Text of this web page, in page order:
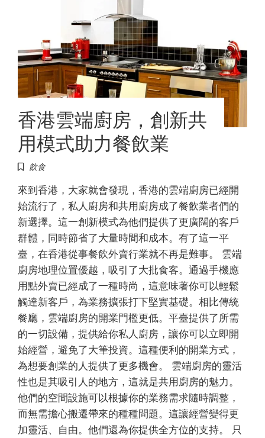
香港雲端廚房，創新共
用模式助力餐飲業
飲食
來到香港，大家就會發現，香港的雲端廚房已經開
始流行了，私人廚房和共用廚房成了餐飲業者們的
新選擇。這一創新模式為他們提供了更廣闊的客戶
群體，同時節省了大量時間和成本。有了這一平
臺，在香港從事餐飲外賣行業就不再是難事。 雲端
廚房地理位置優越，吸引了大批食客。通過手機應
用點外賣已經成了一種時尚，這意味著你可以輕鬆
觸達新客戶，為業務擴張打下堅實基礎。相比傳統
餐廳，雲端廚房的開業門檻更低。平臺提供了所需
的一切設備，提供給你私人廚房，讓你可以立即開
始經營，避免了大筆投資。這種便利的開業方式，
為想要創業的人提供了更多機會。 雲端廚房的靈活
性也是其吸引人的地方，這就是共用廚房的魅力。
他們的空間設施可以根據你的業務需求隨時調整，
而無需擔心搬遷帶來的種種問題。這讓經營變得更
加靈活、自由。他們還為你提供全方位的支持。 只